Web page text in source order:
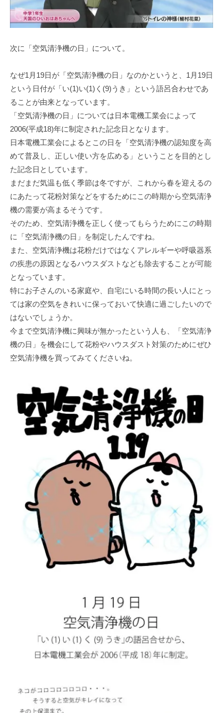
次に「空気清浄機の日」について。
なぜ1月19日が「空気清浄機の日」なのかというと、1月19日
という日付が「い(1)い(1)く(9)うき」という語呂合わせであ
ることが由来となっています。
「空気清浄機の日」については日本電機工業会によって
2006(平成18)年に制定された記念日となります。
日本電機工業会によるとこの日を「空気清浄機の認知度を高
めて普及し、正しい使い方を広める」ということを目的とし
た記念日としています。
まだまだ気温も低く季節は冬ですが、これから春を迎えるの
にあたって花粉対策などをするためにこの時期から空気清浄
機の需要が高まるそうです。
そのため、空気清浄機を正しく使ってもらうためにこの時期
に「空気清浄機の日」を制定したんですね。
また、空気清浄機は花粉だけではなくアレルギーや呼吸器系
の疾患の原因となるハウスダストなども除去することが可能
となっています。
特にお子さんのいる家庭や、自宅にいる時間の長い人にとっ
ては家の空気をきれいに保っておいて快適に過ごしたいので
はないでしょうか。
今まで空気清浄機に興味が無かったという人も、「空気清浄
機の日」を機会にして花粉やハウスダスト対策のためにぜひ
空気清浄機を買ってみてくださいね。